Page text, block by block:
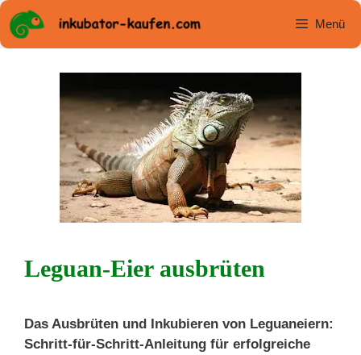
Zum
Inhalt
springen
Menü
Leguan-Eier ausbrüten
Das Ausbrüten und Inkubieren von Leguaneiern:
Schritt-für-Schritt-Anleitung für erfolgreiche